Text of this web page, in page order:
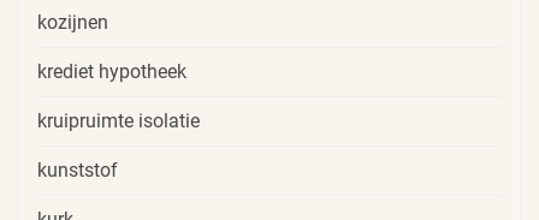
kozijnen
krediet hypotheek
kruipruimte isolatie
kunststof